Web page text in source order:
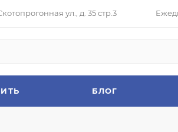
ул., д. 35 стр.3
БЛОГ